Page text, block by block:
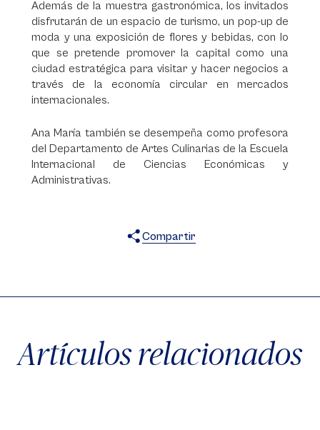
Además de la muestra gastronómica, los invitados
disfrutarán de un espacio de turismo, un pop-up de
moda y una exposición de flores y bebidas, con lo
que se pretende promover la capital como una
ciudad estratégica para visitar y hacer negocios a
través de la economía circular en mercados
internacionales.
Ana María también se desempeña como profesora
del Departamento de Artes Culinarias de la Escuela
Internacional de Ciencias Económicas y
Administrativas.
Compartir
Artículos relacionados